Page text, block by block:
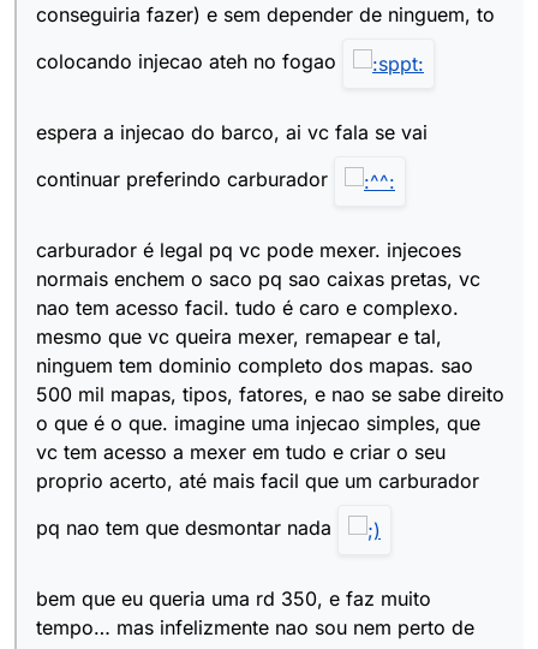
conseguiria fazer) e sem depender de ninguem, to
colocando injecao ateh no fogao
espera a injecao do barco, ai vc fala se vai
continuar preferindo carburador
carburador é legal pq vc pode mexer. injecoes
normais enchem o saco pq sao caixas pretas, vc
nao tem acesso facil. tudo é caro e complexo.
mesmo que vc queira mexer, remapear e tal,
ninguem tem dominio completo dos mapas. sao
500 mil mapas, tipos, fatores, e nao se sabe direito
o que é o que. imagine uma injecao simples, que
vc tem acesso a mexer em tudo e criar o seu
proprio acerto, até mais facil que um carburador
pq nao tem que desmontar nada
bem que eu queria uma rd 350, e faz muito
tempo… mas infelizmente nao sou nem perto de